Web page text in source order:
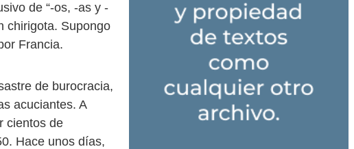
de “-os, -as y -
chirigota. Supongo
Francia.
de burocracia,
acuciantes. A
cientos de
Hace unos días,